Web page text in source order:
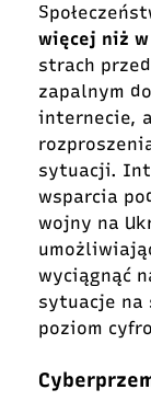
więcej niż w
strach
zapalnym
internecie,
sytuacji.
wsparcia
wojny na
wyciągnąć
sytuacje na
poziom